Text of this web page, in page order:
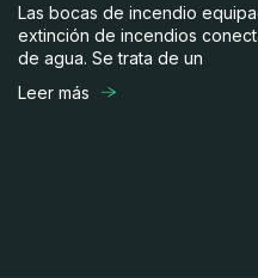
Las bocas de incendio
extinción de incendios
de agua. Se trata de un
Leer más